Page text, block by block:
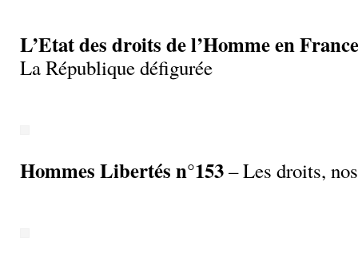
L’Etat des droits de l’Homme en
La République défigurée
Hommes Libertés n°153– Les droits,